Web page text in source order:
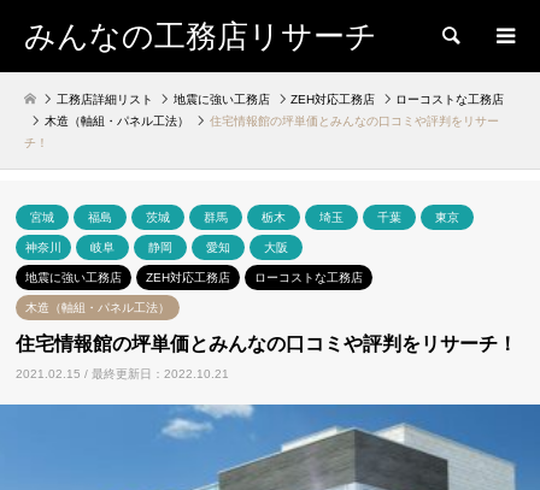
みんなの工務店リサーチ 検索
工務店詳細リスト 地震に強い工務店 ZEH対応工務店
ローコストな工務店
木造（軸組・パネル工法）
住宅情報館の坪単価とみんなの口コミや評判をリサー
チ！
宮城 福島 茨城 群馬 栃木 埼玉 千葉 東京
神奈川 岐阜 静岡 愛知 大阪
地震に強い工務店 ZEH対応工務店 ローコストな工務店
木造（軸組・パネル工法）
住宅情報館の坪単価とみんなの口コミや評判をリサーチ！
2021.02.15 / 最終更新日：2022.10.21